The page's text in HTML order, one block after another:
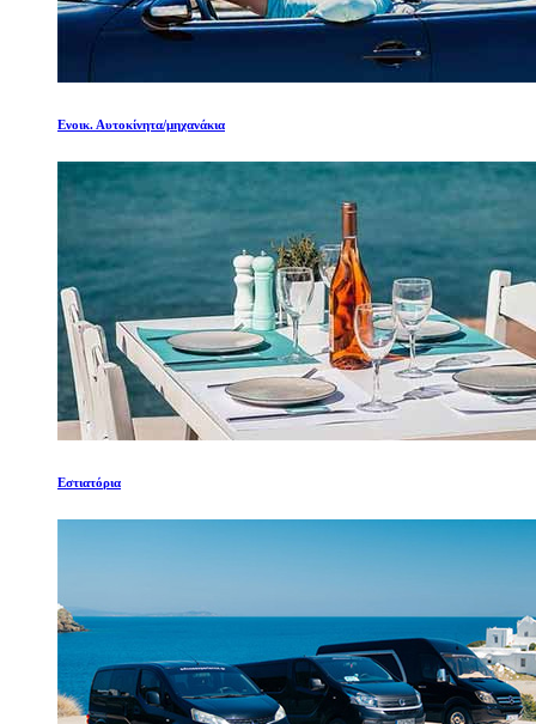
Ενοικ. Αυτοκίνητα/μηχανάκια
Εστιατόρια